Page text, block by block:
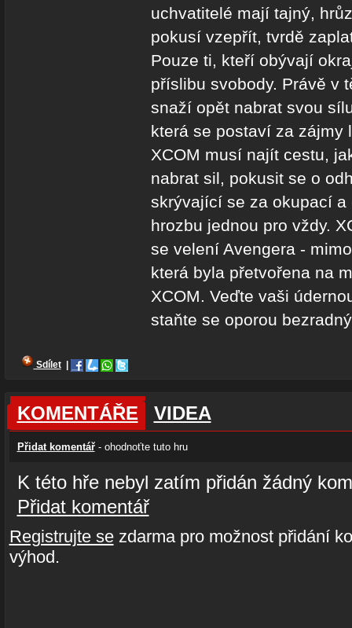
uchvatitelé mají tajný,
pokusí vzepřít, tvrdě
Pouze ti, kteří obývají
příslibu svobody. Právě v
snaží opět nabrat svou
která se postaví za zájmy
XCOM musí najít cestu,
nabrat sil, pokusit se o
skrývající se za okupací
hrozbu jednou pro vždy.
se velení Avengera -
která byla přetvořena na
XCOM. Veďte vaši
staňte se oporou
Sdílet
KOMENTÁŘE VIDEA
Přidat komentář- ohodnoťte tuto hru
K této hře nebyl zatím přidán žádný
Přidat komentář
Registrujte sezdarma pro možnost přidání
výhod.